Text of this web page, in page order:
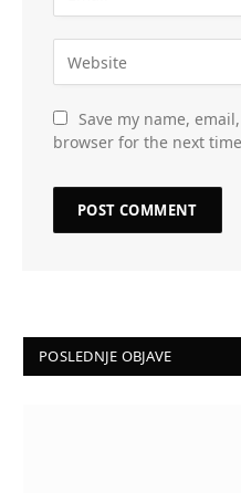
Save my name,
browser for the next
POSLEDNJE OBJAVE